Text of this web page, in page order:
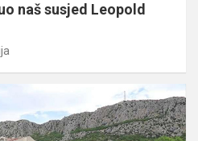
naš susjed Leopold